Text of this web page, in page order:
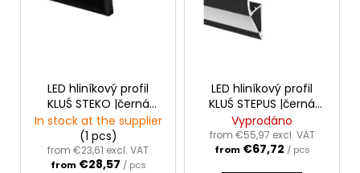
LED hliníkový profil
KLUŚ STEKO |černá
anoda
In stock at the supplier
(1 pcs)
from €23,61 excl. VAT
from €28,57 / pcs
LED hliníkový profil
KLUŚ STEPUS |černá
anoda
Vyprodáno
from €55,97 excl. VAT
from €67,72 / pcs